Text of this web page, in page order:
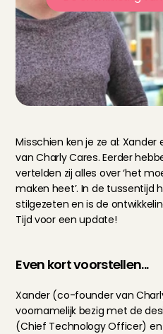
Misschien ken je ze al: Xander
van Charly Cares. Eerder
vertelden zij alles over ‘het
maken heet’. In de tussentijd
stilgezeten en is de
Tijd voor een update!
Even kort voorstellen...
Xander (co-founder van
voornamelijk bezig met de
(Chief Technology Officer)